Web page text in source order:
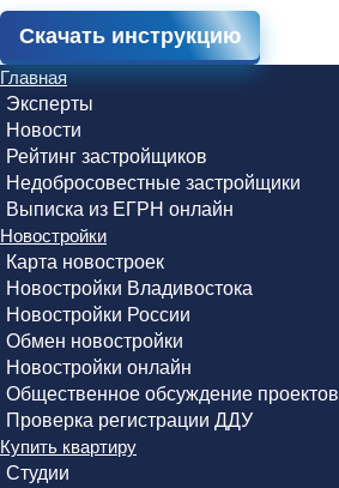
Скачать инструкцию
Главная
Эксперты
Новости
Рейтинг застройщиков
Недобросовестные застройщики
Выписка из ЕГРН онлайн
Новостройки
Карта новостроек
Новостройки Владивостока
Новостройки России
Обмен новостройки
Новостройки онлайн
Общественное обсуждение проектов
Проверка регистрации ДДУ
Купить квартиру
Студии